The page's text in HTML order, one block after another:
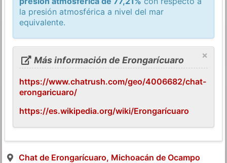
la presión atmosférica a nivel del mar
equivalente.
×
Más información de Erongarícuaro
https://www.chatrush.com/geo/4006682/chat-
erongaricuaro/
https://es.wikipedia.org/wiki/Erongarícuaro
Chat de Erongarícuaro, Michoacán de Ocampo